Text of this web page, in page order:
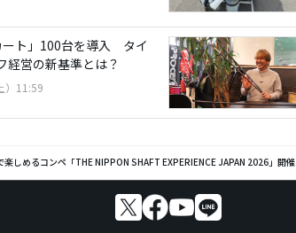
ート」100台を導入 タイ
経営の新基準とは？
）11:59
しめるコンペ「THE NIPPON SHAFT EXPERIENCE JAPAN 2026」開催